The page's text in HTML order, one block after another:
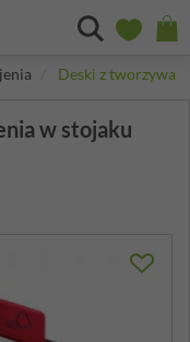
Deski z tworzywa
w stojaku